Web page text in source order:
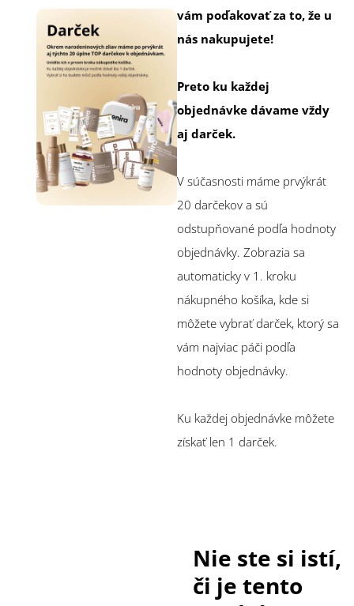
vám poďakovať za to, že u
nás nakupujete!
Preto ku každej
objednávke dávame vždy
aj darček.
V súčasnosti máme prvýkrát
20 darčekov a sú
odstupňované podľa hodnoty
objednávky. Zobrazia sa
automaticky v 1. kroku
nákupného košíka, kde si
môžete vybrať darček, ktorý sa
vám najviac páči podľa
hodnoty objednávky.
Ku každej objednávke môžete
získať len 1 darček.
Nie ste si istí,
či je tento